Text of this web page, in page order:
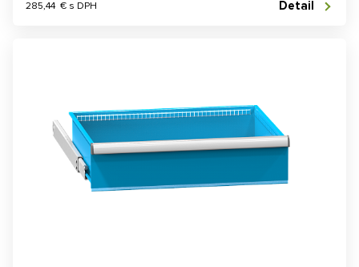
285,44 € s DPH Detail